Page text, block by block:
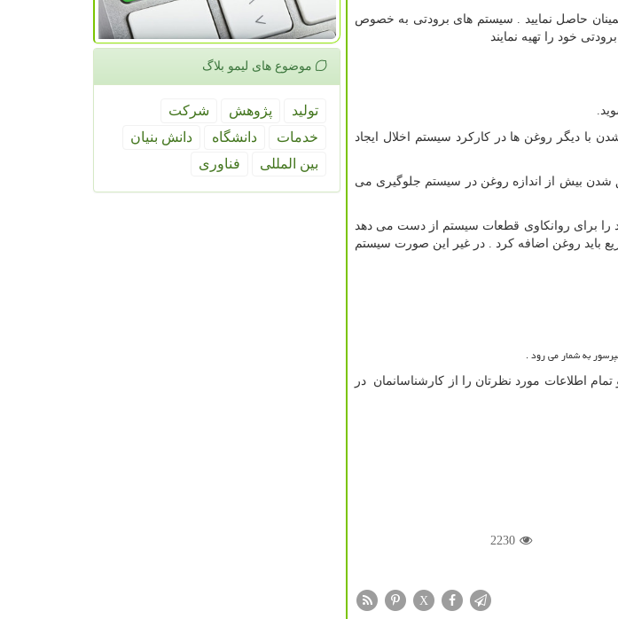
حاصل نمایید . سیستم های برودتی به خصوص
خود را تهیه نمایند
دیگر روغن ها در کارکرد سیستم اخلال ایجاد
شدن بیش از اندازه روغن در سیستم جلوگیری می
را برای روانکاوی قطعات سیستم از دست می دهد
باید روغن اضافه کرد . در غیر این صورت سیستم
به شمار می رود .
اطلاعات مورد نظرتان را از کارشناسانمان در
2230
X
موضوع های لیمو بلاگ
تولید پژوهش
شركت
خدمات
دانشگاه
دانش بنیان
بین المللی
فناوری